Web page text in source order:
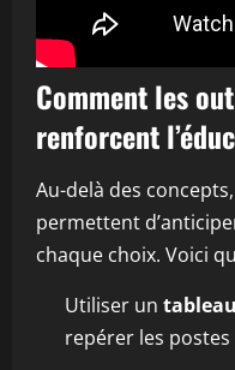
Comment les
renforcent
Au-delà des
permettent
chaque choix. Voici
Utiliser un
repérer les